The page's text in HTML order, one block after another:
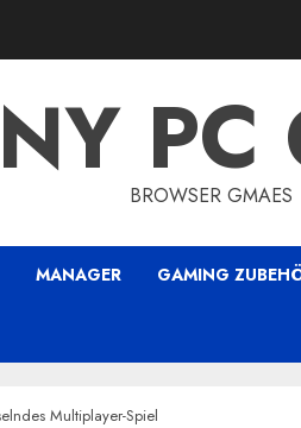
PC
BROWSER GMAES
MANAGER GAMING
Multiplayer-Spiel